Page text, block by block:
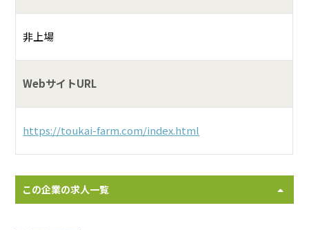
非上場
WebサイトURL
https://toukai-farm.com/index.html
この企業の求人一覧